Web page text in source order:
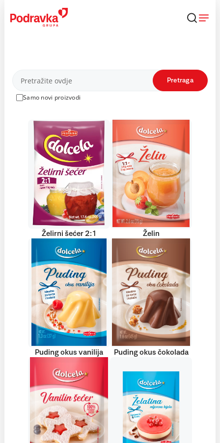
content
Proizvodi
Samo novi proizvodi
Pretraga
Želirni šećer 2:1 Želin
Puding okus vanilija Puding okus čokolada